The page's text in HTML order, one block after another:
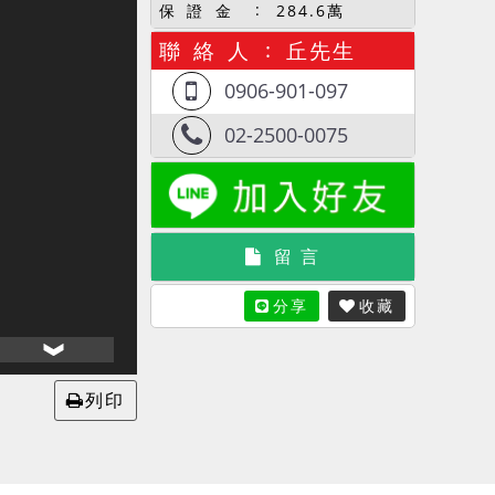
列印
保 證 金 284.6萬
聯 絡 人 丘先生
0906-901-097
02-2500-0075
留 言
分享 收藏